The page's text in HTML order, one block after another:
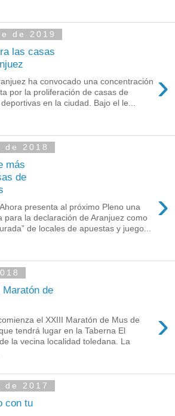
de 2019
las casas
›
ha convocado una concentración
por la proliferación de casas de
en la ciudad. Bajo el le...
de 2018
más
de
›
presenta al próximo Pleno una
para la declaración de Aranjuez como
de locales de apuestas y juego...
Maratón de
›
el XXIII Maratón de Mus de
tendrá lugar en la Taberna El
la vecina localidad toledana. La
de 2017
con tu